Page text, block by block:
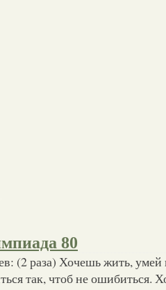
80
(2 раза) Хочешь жить, умей
так, чтоб не ошибиться.